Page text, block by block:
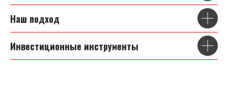
Наш подход
Инвестиционные инструменты